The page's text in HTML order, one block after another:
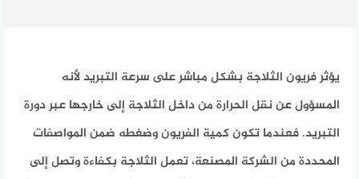
يؤثر فريون الثلاجة بشكل مباشر على سرعة التبريد لأنه
المسؤول عن نقل الحرارة من داخل الثلاجة إلى خارجها عبر دورة
التبريد. فعندما تكون كمية الفريون وضغطه ضمن المواصفات
المحددة من الشركة المصنعة، تعمل الثلاجة بكفاءة وتصل إلى